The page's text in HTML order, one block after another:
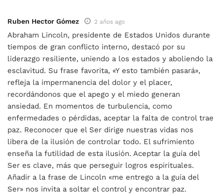
Ruben Hector Gómez 2 años ago
Abraham Lincoln, presidente de Estados Unidos durante
tiempos de gran conflicto interno, destacó por su
liderazgo resiliente, uniendo a los estados y aboliendo la
esclavitud. Su frase favorita, «Y esto también pasará»,
refleja la impermanencia del dolor y el placer,
recordándonos que el apego y el miedo generan
ansiedad. En momentos de turbulencia, como
enfermedades o pérdidas, aceptar la falta de control trae
paz. Reconocer que el Ser dirige nuestras vidas nos
libera de la ilusión de controlar todo. El sufrimiento
enseña la futilidad de esta ilusión. Aceptar la guía del
Ser es clave, más que perseguir logros espirituales.
Añadir a la frase de Lincoln «me entrego a la guía del
Ser» nos invita a soltar el control y encontrar paz.